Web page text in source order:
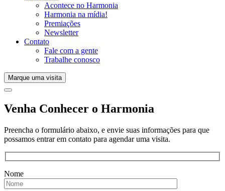
Acontece no Harmonia
Harmonia na mídia!
Premiações
Newsletter
Contato
Fale com a gente
Trabalhe conosco
Marque uma visita
Venha Conhecer o Harmonia
Preencha o formulário abaixo, e envie suas informações para que
possamos entrar em contato para agendar uma visita.
Nome